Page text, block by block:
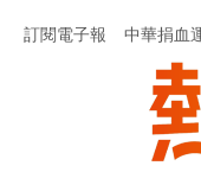
訂閱電子報 中華捐血